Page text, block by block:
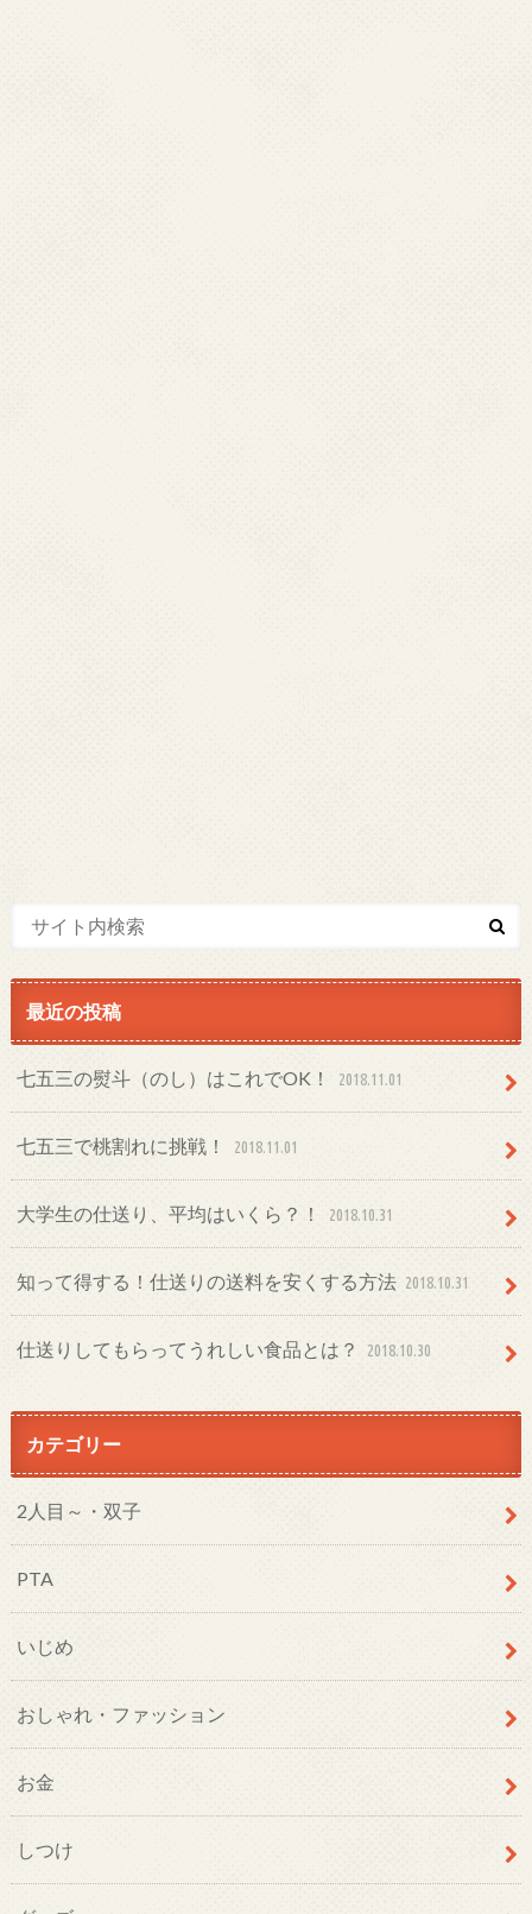
最近の投稿
七五三の熨斗（のし）はこれでOK！ 2018.11.01
七五三で桃割れに挑戦！ 2018.11.01
大学生の仕送り、平均はいくら？！ 2018.10.31
知って得する！仕送りの送料を安くする方法 2018.10.31
仕送りしてもらってうれしい食品とは？ 2018.10.30
カテゴリー
2人目～・双子
PTA
いじめ
おしゃれ・ファッション
お金
しつけ